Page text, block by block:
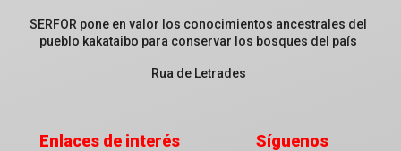
SERFOR pone en valor los conocimientos ancestrales del
pueblo kakataibo para conservar los bosques del país
Rua de Letrades
Enlaces de interés Síguenos